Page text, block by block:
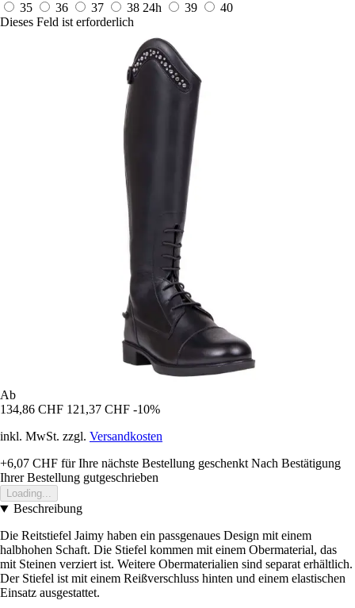
35
36 37 38 24h 39
40
Dieses Feld ist erforderlich
Ab
134,86 CHF 121,37 CHF -10%
inkl. MwSt. zzgl. Versandkosten
+6,07 CHF für Ihre nächste Bestellung geschenkt Nach Bestätigung
Ihrer Bestellung gutgeschrieben
Loading...
Beschreibung
Die Reitstiefel Jaimy haben ein passgenaues Design mit einem
halbhohen Schaft. Die Stiefel kommen mit einem Obermaterial, das
mit Steinen verziert ist. Weitere Obermaterialien sind separat erhältlich.
Der Stiefel ist mit einem Reißverschluss hinten und einem elastischen
Einsatz ausgestattet.